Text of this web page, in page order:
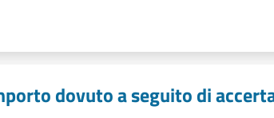
dovuto a seguito di